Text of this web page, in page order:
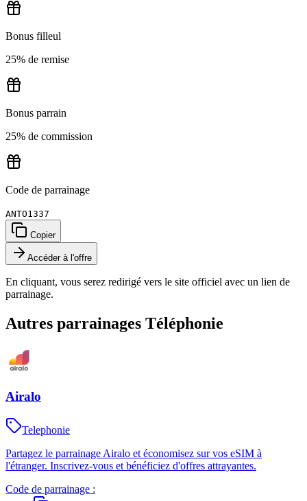
Bonus filleul
25% de remise
Bonus parrain
25% de commission
Code de parrainage
ANTO1337
Copier
Accéder à l'offre
En cliquant, vous serez redirigé vers le site officiel avec un lien de
parrainage.
Autres parrainages Téléphonie
Airalo
Telephonie
Partagez le parrainage Airalo et économisez sur vos eSIM à
l'étranger. Inscrivez-vous et bénéficiez d'offres attrayantes.
Code de parrainage :